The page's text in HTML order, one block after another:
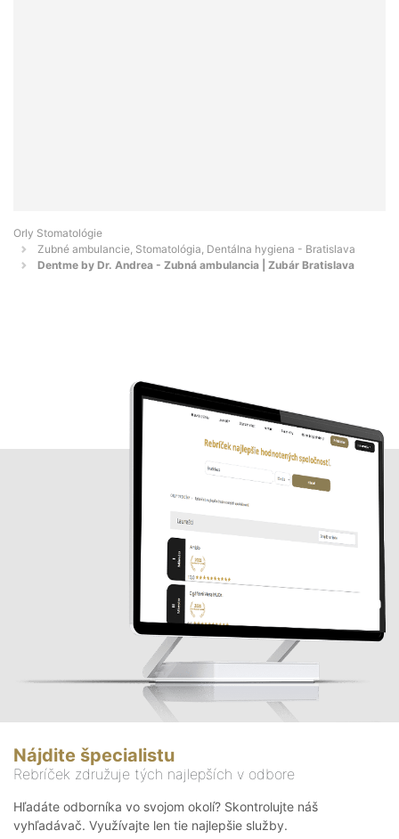
Orly Stomatológie
Zubné ambulancie, Stomatológia, Dentálna hygiena - Bratislava
Dentme by Dr. Andrea - Zubná ambulancia | Zubár Bratislava
Nájdite špecialistu
Rebríček združuje tých najlepších v odbore
Hľadáte odborníka vo svojom okolí? Skontrolujte náš
vyhľadávač. Využívajte len tie najlepšie služby.